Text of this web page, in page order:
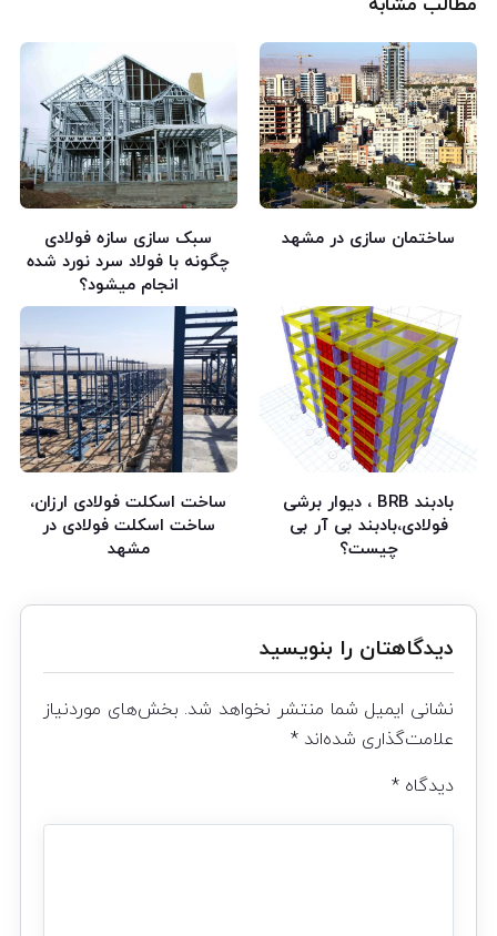
مطالب مشابه
ساختمان سازی در مشهد
سبک سازی سازه فولادی
چگونه با فولاد سرد نورد شده
انجام میشود؟
بادبند BRB ، دیوار برشی
فولادی،بادبند بی آر بی
چیست؟
ساخت اسکلت فولادی ارزان،
ساخت اسکلت فولادی در
مشهد
دیدگاهتان را بنویسید
نشانی ایمیل شما منتشر نخواهد شد. بخش‌های موردنیاز
علامت‌گذاری شده‌اند *
دیدگاه *